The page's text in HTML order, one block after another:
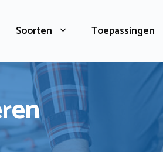
Soorten Toepassingen